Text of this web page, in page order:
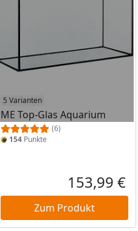
5 Varianten
ME Top-Glas Aquarium
(6)
154 Punkte
153,99 €
Zum Produkt